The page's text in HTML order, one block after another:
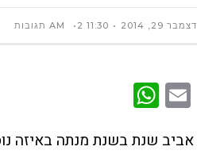
דצמבר 29, 2014 11:30 AM 2 תגובות
Email
אביב שנת בשנת מנתה באיזה